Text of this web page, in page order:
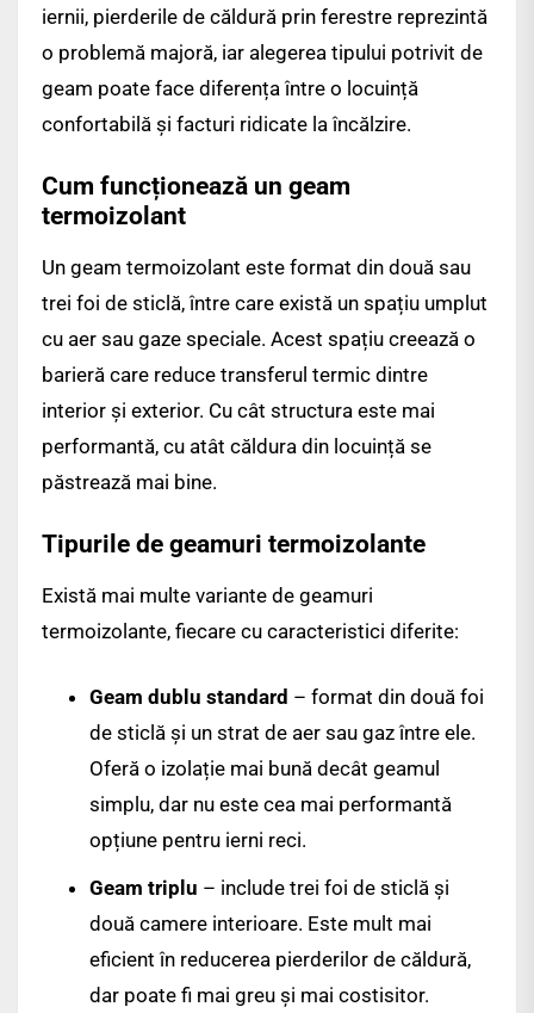
iernii, pierderile de căldură prin ferestre reprezintă
o problemă majoră, iar alegerea tipului potrivit de
geam poate face diferența între o locuință
confortabilă și facturi ridicate la încălzire.
Cum funcționează un geam
termoizolant
Un geam termoizolant este format din două sau
trei foi de sticlă, între care există un spațiu umplut
cu aer sau gaze speciale. Acest spațiu creează o
barieră care reduce transferul termic dintre
interior și exterior. Cu cât structura este mai
performantă, cu atât căldura din locuință se
păstrează mai bine.
Tipurile de geamuri termoizolante
Există mai multe variante de geamuri
termoizolante, fiecare cu caracteristici diferite:
Geam dublu standard – format din două foi
de sticlă și un strat de aer sau gaz între ele.
Oferă o izolație mai bună decât geamul
simplu, dar nu este cea mai performantă
opțiune pentru ierni reci.
Geam triplu – include trei foi de sticlă și
două camere interioare. Este mult mai
eficient în reducerea pierderilor de căldură,
dar poate fi mai greu și mai costisitor.